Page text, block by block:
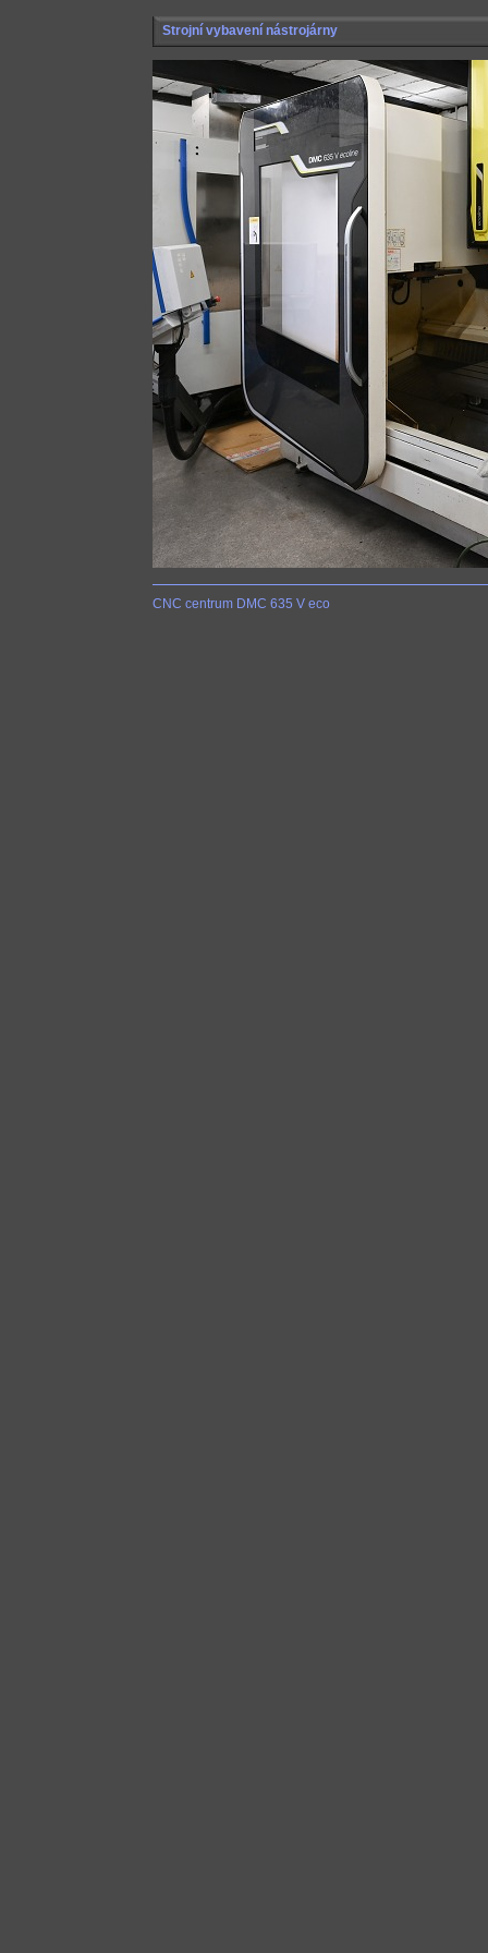
Strojní vybavení nástrojárny
CNC centrum DMC 635 V eco